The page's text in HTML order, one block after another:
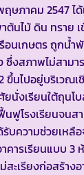
ภาคม 2547 ไ
นไม้ ดิน ทราย เ
อนเกษตร ถูกน้
ซึ่งสภาพไม่สามา
ขึ้นไปอยู่บริเวณเ
นั่งเรียนใต้ถุนโ
ฟูโรงเรียนจนส
บความช่วยเหลื
คารเรียนแบบ 3
สะเรียงก่อสร้าง